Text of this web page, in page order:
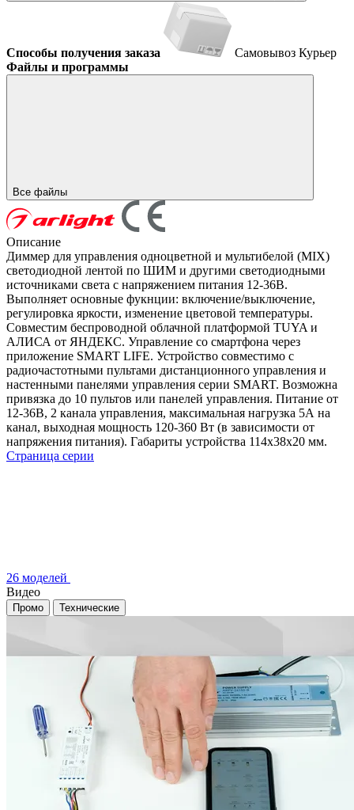
Способы получения заказа Самовывоз Курьер
Файлы и программы
Все файлы
Описание
Диммер для управления одноцветной и мультибелой (MIX)
светодиодной лентой по ШИМ и другими светодиодными
источниками света с напряжением питания 12-36В.
Выполняет основные фукнции: включение/выключение,
регулировка яркости, изменение цветовой температуры.
Cовместим беспроводной облачной платформой TUYA и
АЛИСА от ЯНДЕКС. Управление со смартфона через
приложение SMART LIFE. Устройство совместимо с
радиочастотными пультами дистанционного управления и
настенными панелями управления серии SMART. Возможна
привязка до 10 пультов или панелей управления. Питание от
12-36В, 2 канала управления, максимальная нагрузка 5А на
канал, выходная мощность 120-360 Вт (в зависимости от
напряжения питания). Габариты устройства 114x38x20 мм.
Страница серии
26 моделей
Видео
Промо Технические